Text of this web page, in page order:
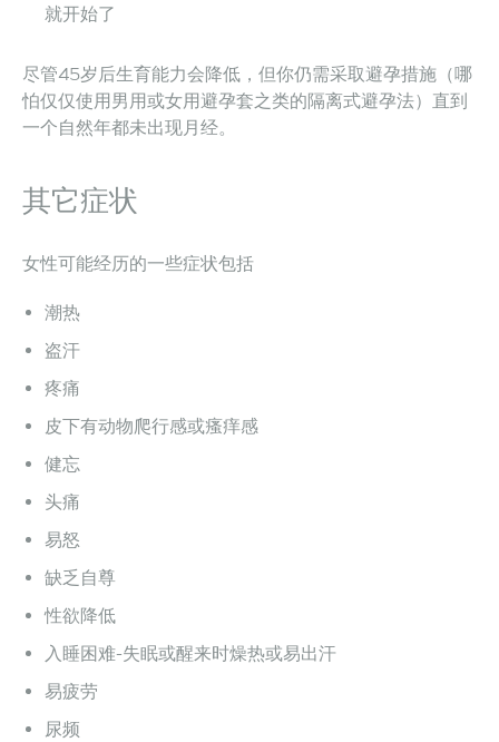
就开始了
尽管45岁后生育能力会降低，但你仍需采取避孕措施（哪
怕仅仅使用男用或女用避孕套之类的隔离式避孕法）直到
一个自然年都未出现月经。
其它症状
女性可能经历的一些症状包括
潮热
盗汗
疼痛
皮下有动物爬行感或瘙痒感
健忘
头痛
易怒
缺乏自尊
性欲降低
入睡困难-失眠或醒来时燥热或易出汗
易疲劳
尿频